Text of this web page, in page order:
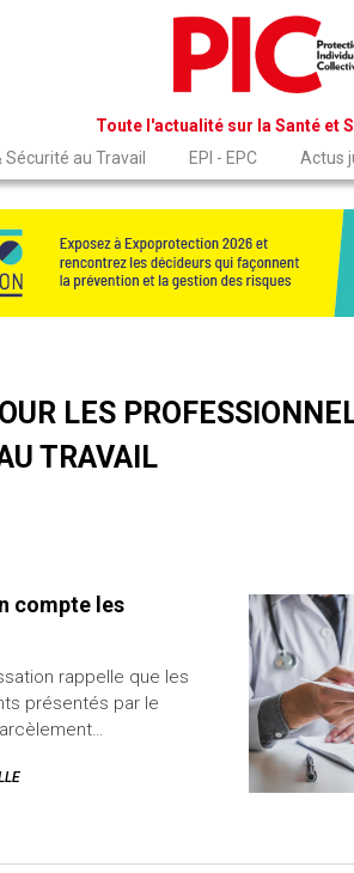
Toute l'actualité sur la Santé et
Sécurité au Travail EPI - EPC Actus
LES
TRAVAIL
compte les
rappelle que les
présentés par le